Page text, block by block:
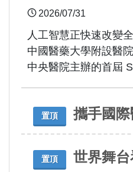
2026/07/31
人工智慧正快速改變
中國醫藥大學附設醫
中央醫院主辦的首屆
重症醫療專家、醫師
（AI）重症照護、智
機器人等創新成果，
證邁向國際合作與模
置頂 攜手國
置頂 世界舞